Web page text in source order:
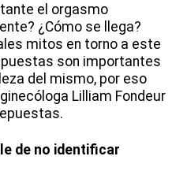
el orgasmo
¿Cómo se llega?
mitos en torno a este
son importantes
del mismo, por eso
Lilliam Fondeur
de no identificar